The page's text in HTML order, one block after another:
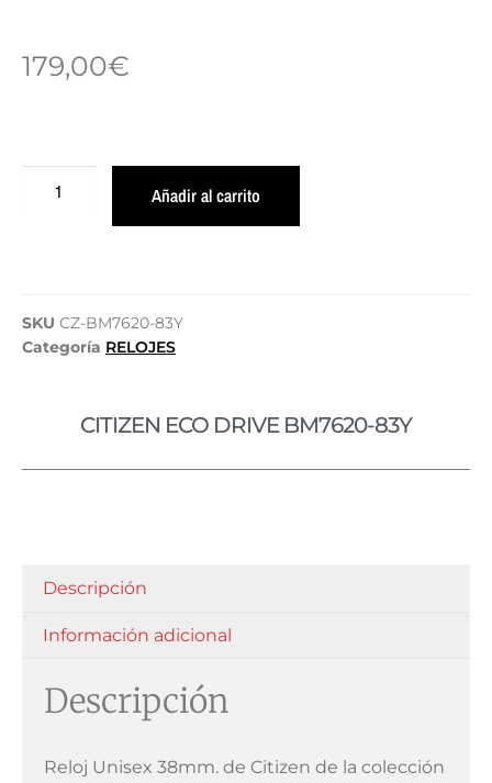
179,00€
Añadir al carrito
SKU CZ-BM7620-83Y
Categoría RELOJES
CITIZEN ECO DRIVE BM7620-83Y
Descripción
Información adicional
Descripción
Reloj Unisex 38mm. de Citizen de la colección